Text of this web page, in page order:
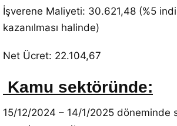
İşverene Maliyeti: 30.621,48 (%5
kazanılması halinde)
Net Ücret: 22.104,67
Kamu sektöründe:
15/12/2024 – 14/1/2025 döneminde